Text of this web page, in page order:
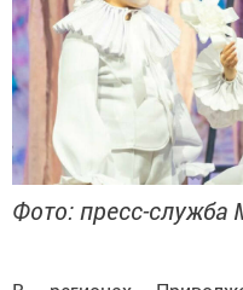
Фото: пресс-служба